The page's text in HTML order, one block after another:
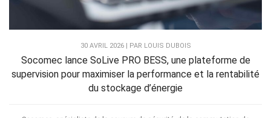
30 AVRIL 2026 | PAR LOUIS DUBOIS
Socomec lance SoLive PRO BESS, une plateforme de
supervision pour maximiser la performance et la rentabilité
du stockage d’énergie